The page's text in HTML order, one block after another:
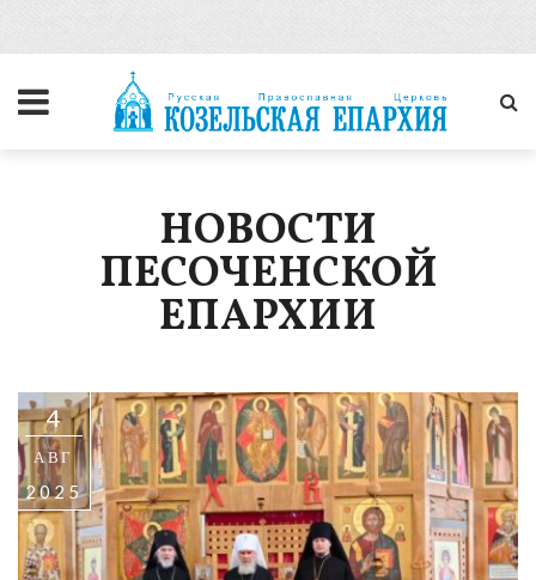
НОВОСТИ
ПЕСОЧЕНСКОЙ
ЕПАРХИИ
4
АВГ
2025